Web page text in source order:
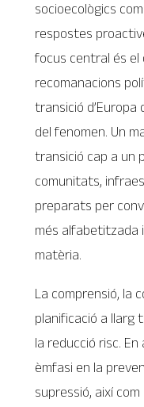
socioecològics
respostes
focus central és el
recomanacions
transició d’Europa
del fenomen. Un
transició cap a un
comunitats,
preparats per
més alfabetitzada
matèria.
La comprensió, la
planificació a llarg
la reducció risc.
èmfasi en la
supressió, així